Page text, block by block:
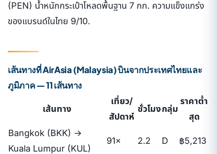
(PEN) น้ำหนักกระเป๋าโหลดพื้นฐาน 7 กก. ความแข็งแกร่ง
ของแบรนด์ในไทย 9/10.
เส้นทางที่ AirAsia (Malaysia) บินจากประเทศไทยและ
ภูมิภาค — 11 เส้นทาง
เส้นทาง
เที่ยว/
สัปดาห์
ชั่วโมงกลุ่ม
ราคาต่ำ
สุด
Bangkok (BKK) →
Kuala Lumpur (KUL)
91× 2.2 D ฿5,213